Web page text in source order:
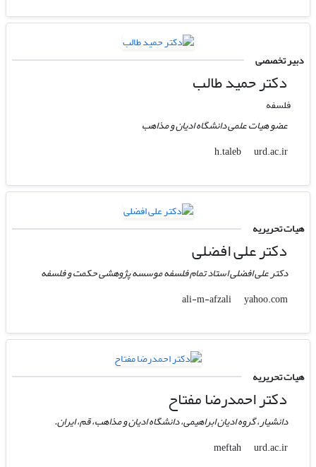
دبیر تخصصی
دکتر حمید طالب
فلسفه
عضو هیات علمی دانشگاه ادیان و مذاهب
h.taleb
urd.ac.ir
هیات تحریریه
دکتر علی افضلی
دکتر علی افضلی استاد تمام فلسفه موسسه پژوهشی حکمت و فلسفه
ali-m-afzali
yahoo.com
هیات تحریریه
دکتر احمدرضا مفتاح
دانشیار، گروه ادیان ابراهیمی، دانشگاه ادیان و مذاهب، قم، ایران.
meftah
urd.ac.ir